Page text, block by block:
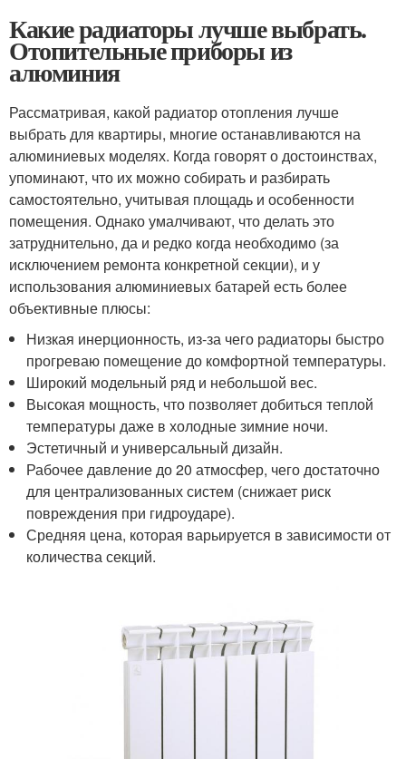
Какие радиаторы лучше выбрать.
Отопительные приборы из
алюминия
Рассматривая, какой радиатор отопления лучше
выбрать для квартиры, многие останавливаются на
алюминиевых моделях. Когда говорят о достоинствах,
упоминают, что их можно собирать и разбирать
самостоятельно, учитывая площадь и особенности
помещения. Однако умалчивают, что делать это
затруднительно, да и редко когда необходимо (за
исключением ремонта конкретной секции), и у
использования алюминиевых батарей есть более
объективные плюсы:
Низкая инерционность, из-за чего радиаторы быстро
прогреваю помещение до комфортной температуры.
Широкий модельный ряд и небольшой вес.
Высокая мощность, что позволяет добиться теплой
температуры даже в холодные зимние ночи.
Эстетичный и универсальный дизайн.
Рабочее давление до 20 атмосфер, чего достаточно
для централизованных систем (снижает риск
повреждения при гидроударе).
Средняя цена, которая варьируется в зависимости от
количества секций.